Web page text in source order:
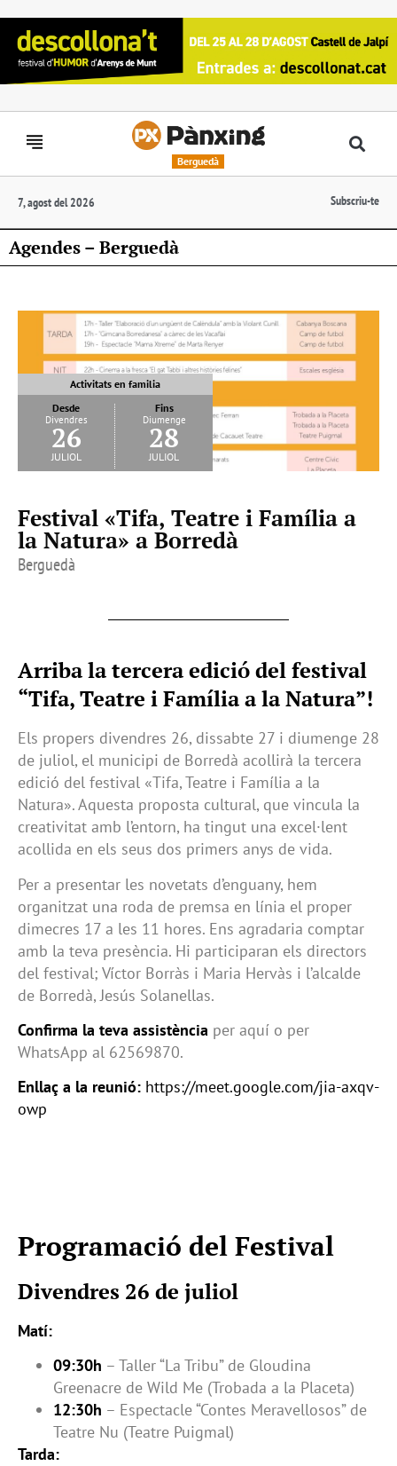
Berguedà
7, agost del 2026 Subscriu-te
Agendes – Berguedà
Activitats en familia
Desde
Divendres
26
juliol
Fins
Diumenge
28
juliol
Festival «Tifa, Teatre i Família a
la Natura» a Borredà
Berguedà
Arriba la tercera edició del festival
“Tifa, Teatre i Família a la Natura”!
Els propers divendres 26, dissabte 27 i diumenge 28
de juliol, el municipi de Borredà acollirà la tercera
edició del festival «Tifa, Teatre i Família a la
Natura». Aquesta proposta cultural, que vincula la
creativitat amb l’entorn, ha tingut una excel·lent
acollida en els seus dos primers anys de vida.
Per a presentar les novetats d’enguany, hem
organitzat una roda de premsa en línia el proper
dimecres 17 a les 11 hores. Ens agradaria comptar
amb la teva presència. Hi participaran els directors
del festival; Víctor Borràs i Maria Hervàs i l’alcalde
de Borredà, Jesús Solanellas.
Confirma la teva assistència per aquí o per
WhatsApp al 62569870.
Enllaç a la reunió: https://meet.google.com/jia-axqv-
owp
Programació del Festival
Divendres 26 de juliol
Matí:
09:30h – Taller “La Tribu” de Gloudina
Greenacre de Wild Me (Trobada a la Placeta)
12:30h – Espectacle “Contes Meravellosos” de
Teatre Nu (Teatre Puigmal)
Tarda: